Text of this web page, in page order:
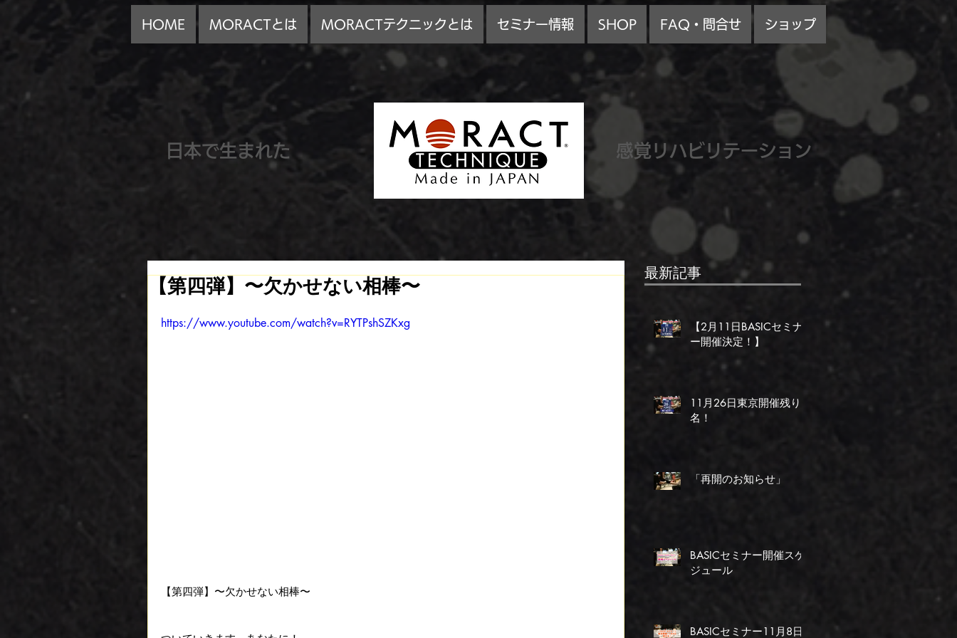
HOME MORACTとは MORACTテクニックとは セミナー情報 SHOP FAQ・問合せ ショップ
​日本で生まれた 感覚リハビリテーション
【第四弾】〜欠かせない相棒〜
https://www.youtube.com/watch?v=RYTPshSZKxg
【第四弾】〜欠かせない相棒〜
最新記事
【2月11日BASICセミナ
ー開催決定！】
11月26日東京開催残り1
名！
「再開のお知らせ」
BASICセミナー開催スケ
ジュール
BASICセミナー11月8日